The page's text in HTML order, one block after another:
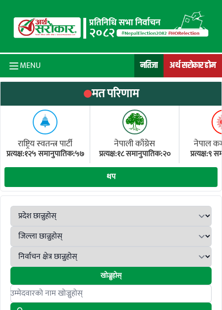
MENU नतिजा अर्थ सरोकार होम
मत परिणाम
राष्ट्रिय स्वतन्त्र पार्टी
प्रत्यक्ष:१२५ समानुपातिक:५७
नेपाली काँग्रेस
प्रत्यक्ष:१८ समानुपातिक:२०
नेपाल
प्रत्यक्ष:९
थप
खोज्नुहोस्
Search candidates